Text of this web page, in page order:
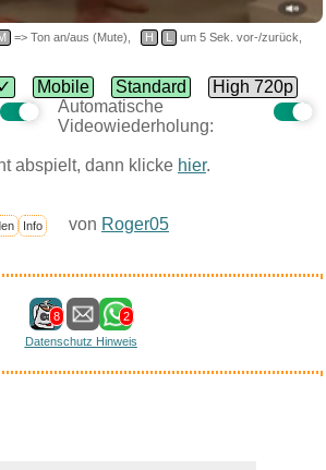
=> Ton an/aus (Mute), H L
um 5 Sek. vor-/zurück,
Mobile Standard
High 720p
Automatische
Videowiederholung:
abspielt, dann klicke hier.
Info von Roger05
8
2
Datenschutz Hinweis